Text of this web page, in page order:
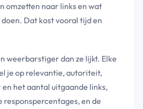
omzetten naar links en wat
Dat kost vooral tijd en
weerbarstiger dan ze lijkt. Elke
je op relevantie, autoriteit,
het aantal uitgaande links,
responspercentages, en de